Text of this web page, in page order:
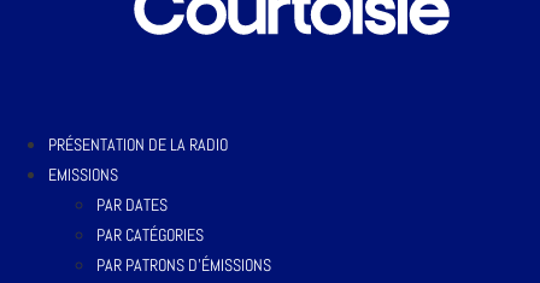
PRÉSENTATION DE LA RADIO
EMISSIONS
PAR DATES
PAR CATÉGORIES
PAR PATRONS D’ÉMISSIONS